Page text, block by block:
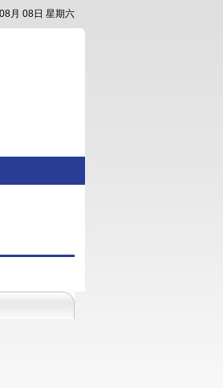
月 08日 星期六